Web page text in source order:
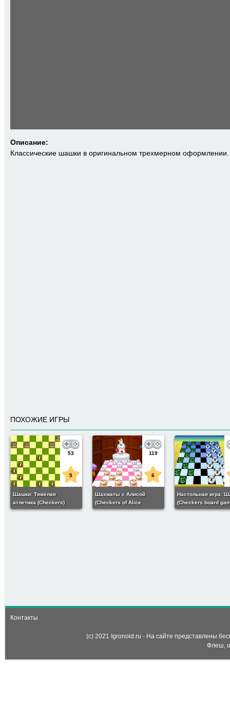
Описание:
Классические шашки в оригинальном трехмерном оформлении.
ПОХОЖИЕ ИГРЫ
53
5
Шашки: Тяжелая
атлетика (Checkers)
119
6
Шахматы с Алисой
(Checkers of Alice
wonderland)
Настольная игра:
(Checkers board
Контакты
(c) 2021 Igronoid.ru - На сайте представлены
Флеш,